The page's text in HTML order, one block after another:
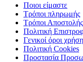
Ποιοι είμαστε
Τρόποι πληρωμής
Τρόποι Αποστολής
Πολιτική
Γενικοί όροι
Πολιτική Cookies
Προστασία